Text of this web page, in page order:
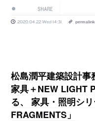
SHARE
2020.04.22 Wed 14:31 permalink
松島潤平建築設計事
家具＋NEW LIGHT
る、 家具・照明シ
FRAGMENTS」